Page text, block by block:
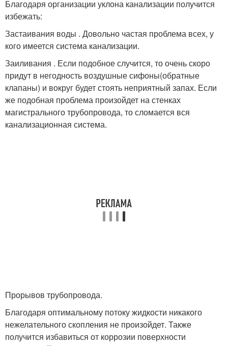
Благодаря организации уклона канализации получится
избежать:
Застаивания воды . Довольно частая проблема всех, у
кого имеется система канализации.
Заиливания . Если подобное случится, то очень скоро
придут в негодность воздушные сифоны(обратные
клапаны) и вокруг будет стоять неприятный запах. Если
же подобная проблема произойдет на стенках
магистрального трубопровода, то сломается вся
канализационная система.
Прорывов трубопровода.
Благодаря оптимальному потоку жидкости никакого
нежелательного скопления не произойдет. Также
получится избавиться от коррозии поверхности